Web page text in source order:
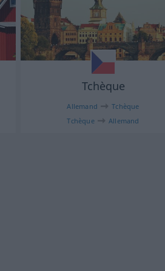
Tchèque
Allemand
Tchèque
Tchèque
Allemand